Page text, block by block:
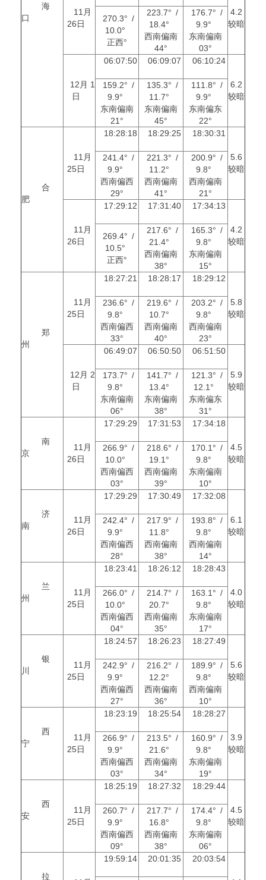
海
口
11月
26日
4.2
较暗
270.3° /
10.0°
正西°
223.7° /
18.4°
西南偏南
44°
176.7° /
9.9°
东南偏南
03°
12月 1
日
06:07:50 06:09:07 06:10:24
6.2
较暗
159.2° /
9.9°
东南偏南
21°
135.3° /
11.7°
东南偏南
45°
111.8° /
9.9°
东南偏东
22°
合
肥
11月
25日
18:28:18 18:29:25 18:30:31
5.6
较暗
241.4° /
9.9°
西南偏西
29°
221.3° /
11.2°
西南偏南
41°
200.9° /
9.8°
西南偏南
21°
11月
26日
17:29:12 17:31:40 17:34:13
4.2
较暗
269.4° /
10.5°
正西°
217.6° /
21.4°
西南偏南
38°
165.3° /
9.8°
东南偏南
15°
郑
州
11月
25日
18:27:21 18:28:17 18:29:12
5.8
较暗
236.6° /
9.8°
西南偏西
33°
219.6° /
10.7°
西南偏南
40°
203.2° /
9.8°
西南偏南
23°
12月 2
日
06:49:07 06:50:50 06:51:50
5.9
较暗
173.7° /
9.8°
东南偏南
06°
141.7° /
13.4°
东南偏南
38°
121.3° /
12.1°
东南偏东
31°
南
京
11月
26日
17:29:29 17:31:53 17:34:18
4.5
较暗
266.9° /
10.0°
西南偏西
03°
218.6° /
19.1°
西南偏南
39°
170.1° /
9.8°
东南偏南
10°
济
南
11月
26日
17:29:29 17:30:49 17:32:08
6.1
较暗
242.4° /
9.9°
西南偏西
28°
217.9° /
11.8°
西南偏南
38°
193.8° /
9.8°
西南偏南
14°
兰
州
11月
25日
18:23:41 18:26:12 18:28:43
4.0
较暗
266.0° /
10.0°
西南偏西
04°
214.7° /
20.7°
西南偏南
35°
163.1° /
9.8°
东南偏南
17°
银
川
11月
25日
18:24:57 18:26:23 18:27:49
5.6
较暗
242.9° /
9.9°
西南偏西
27°
216.2° /
12.2°
西南偏南
36°
189.9° /
9.8°
西南偏南
10°
西
宁
11月
25日
18:23:19 18:25:54 18:28:27
3.9
较暗
266.9° /
9.9°
西南偏西
03°
213.5° /
21.6°
西南偏南
34°
160.9° /
9.8°
东南偏南
19°
西
安
11月
25日
18:25:19 18:27:32 18:29:44
4.5
较暗
260.7° /
9.9°
西南偏西
09°
217.7° /
16.8°
西南偏南
38°
174.4° /
9.8°
东南偏南
06°
拉
19:59:14 20:01:35 20:03:54